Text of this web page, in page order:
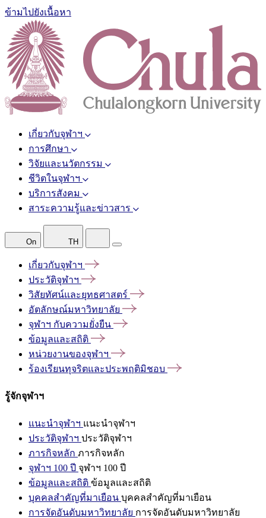
ข้ามไปยังเนื้อหา
เกี่ยวกับจุฬาฯ
การศึกษา
วิจัยและนวัตกรรม
ชีวิตในจุฬาฯ
บริการสังคม
สาระความรู้และข่าวสาร
On TH
เกี่ยวกับจุฬาฯ
ประวัติจุฬาฯ
วิสัยทัศน์และยุทธศาสตร์
อัตลักษณ์มหาวิทยาลัย
จุฬาฯ กับความยั่งยืน
ข้อมูลและสถิติ
หน่วยงานของจุฬาฯ
ร้องเรียนทุจริตและประพฤติมิชอบ
รู้จักจุฬาฯ
แนะนำจุฬาฯ แนะนำจุฬาฯ
ประวัติจุฬาฯ ประวัติจุฬาฯ
ภารกิจหลัก ภารกิจหลัก
จุฬาฯ 100 ปี จุฬาฯ 100 ปี
ข้อมูลและสถิติ ข้อมูลและสถิติ
บุคคลสำคัญที่มาเยือน บุคคลสำคัญที่มาเยือน
การจัดอันดับมหาวิทยาลัย การจัดอันดับมหาวิทยาลัย